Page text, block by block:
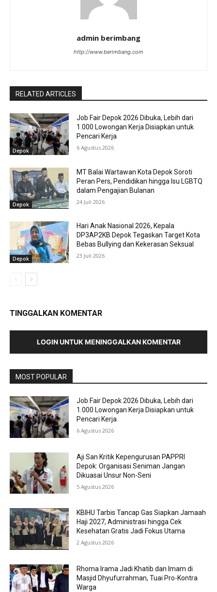
admin berimbang
http://www.berimbang.com
RELATED ARTICLES
Depok
Job Fair Depok 2026 Dibuka, Lebih dari
1.000 Lowongan Kerja Disiapkan untuk
Pencari Kerja
6 Agustus 2026
Depok
MT Balai Wartawan Kota Depok Soroti
Peran Pers, Pendidikan hingga Isu LGBTQ
dalam Pengajian Bulanan
24 Juli 2026
Depok
Hari Anak Nasional 2026, Kepala
DP3AP2KB Depok Tegaskan Target Kota
Bebas Bullying dan Kekerasan Seksual
23 Juli 2026
TINGGALKAN KOMENTAR
LOGIN UNTUK MENINGGALKAN KOMENTAR
MOST POPULAR
Job Fair Depok 2026 Dibuka, Lebih dari
1.000 Lowongan Kerja Disiapkan untuk
Pencari Kerja
6 Agustus 2026
Aji San Kritik Kepengurusan PAPPRI
Depok: Organisasi Seniman Jangan
Dikuasai Unsur Non-Seni
5 Agustus 2026
KBIHU Tarbis Tancap Gas Siapkan Jamaah
Haji 2027, Administrasi hingga Cek
Kesehatan Gratis Jadi Fokus Utama
2 Agustus 2026
Rhoma Irama Jadi Khatib dan Imam di
Masjid Dhyufurrahman, Tuai Pro-Kontra
Warga